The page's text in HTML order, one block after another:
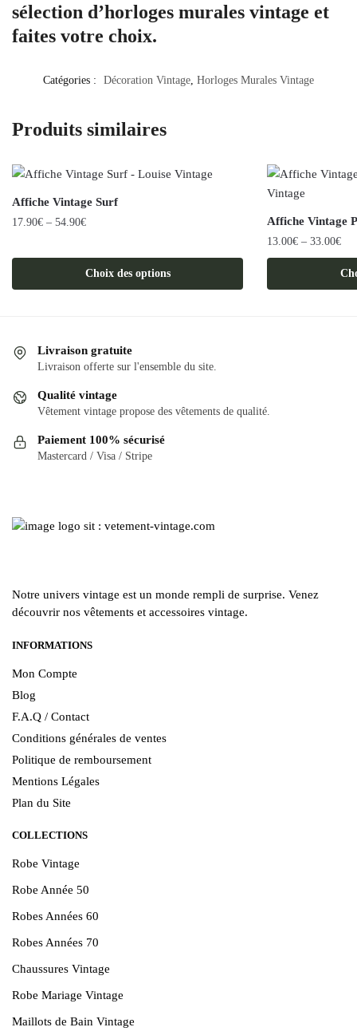
sélection d’horloges murales vintage et
faites votre choix.
Catégories : Décoration Vintage, Horloges Murales Vintage
Produits similaires
Affiche Vintage Surf
17.90€ – 54.90€
Choix des options
a
Les
options
être
sur
produit
Affiche Vintage
13.00€ – 33.00€
produit
Livraison gratuite
Livraison offerte sur l'ensemble du site.
Qualité vintage
Vêtement vintage propose des vêtements de qualité.
Paiement 100% sécurisé
Mastercard / Visa / Stripe
Notre univers vintage est un monde rempli de surprise. Venez
découvrir nos vêtements et accessoires vintage.
INFORMATIONS
Mon Compte
Blog
F.A.Q / Contact
Conditions générales de ventes
Politique de remboursement
Mentions Légales
Plan du Site
COLLECTIONS
Robe Vintage
Robe Année 50
Robes Années 60
Robes Années 70
Chaussures Vintage
Robe Mariage Vintage
Maillots de Bain Vintage